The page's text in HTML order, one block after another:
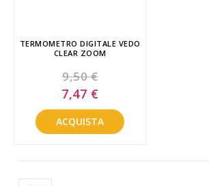
TERMOMETRO DIGITALE VEDO
CLEAR ZOOM
9,50 €
Special
Price
7,47 €
ACQUISTA